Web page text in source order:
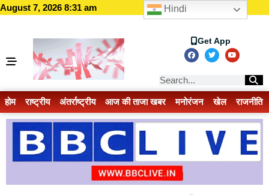
August 7, 2026 8:31 am
Get App
होम राष्ट्रीय अंतर्राष्ट्रीय आज की ताजा खबर मनोरंजन खेल राजनीति
Hindi